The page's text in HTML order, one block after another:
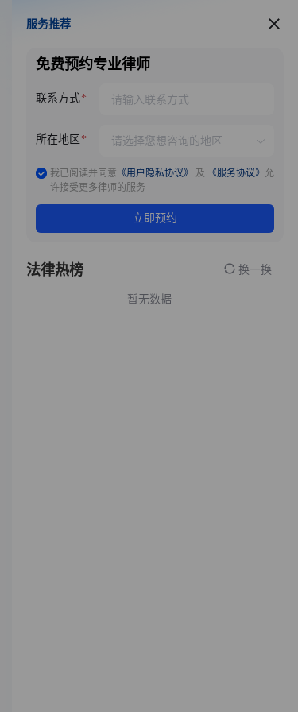
服务推荐
服务推荐
免费预约专业律师
联系方式
所在地区
我已阅读并同意 《用户隐私协议》 及 《服务协议》 允
许接受更多律师的服务
立即预约
法律热榜 换一换
暂无数据